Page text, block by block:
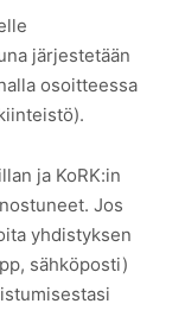
järjestetään
osoitteessa
ja KoRK:in
Jos
yhdistyksen
sähköposti)